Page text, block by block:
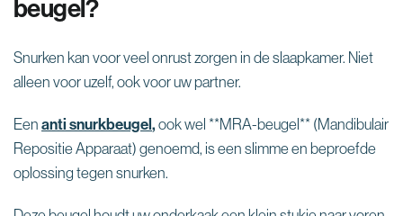
beugel?
Snurken kan voor veel onrust zorgen in de slaapkamer. Niet
alleen voor uzelf, ook voor uw partner.
Eenanti snurkbeugel, ook wel **MRA-beugel** (Mandibulair
Repositie Apparaat) genoemd, is een slimme en beproefde
oplossing tegen snurken.